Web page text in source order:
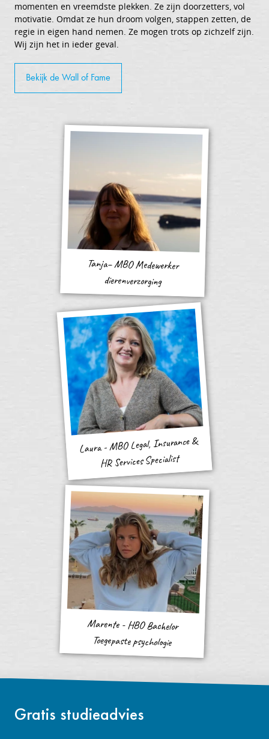
momenten en vreemdste plekken. Ze zijn doorzetters, vol
motivatie. Omdat ze hun droom volgen, stappen zetten, de
regie in eigen hand nemen. Ze mogen trots op zichzelf zijn.
Wij zijn het in ieder geval.
Bekijk de Wall of Fame
Tanja– MBO Medewerker
dierenverzorging
Laura - MBO Legal, Insurance &
HR Services Specialist
Marente - HBO Bachelor
Toegepaste psychologie
Gratis studieadvies